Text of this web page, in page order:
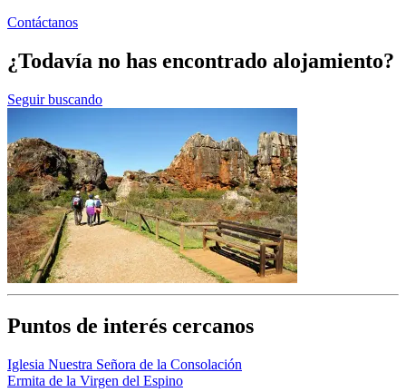
Contáctanos
¿Todavía no has encontrado alojamiento?
Seguir buscando
Puntos de interés cercanos
Iglesia Nuestra Señora de la Consolación
Ermita de la Virgen del Espino